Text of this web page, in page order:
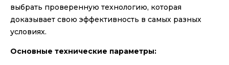
выбрать проверенную технологию, которая
доказывает свою эффективность в самых разных
условиях.
Основные технические параметры: